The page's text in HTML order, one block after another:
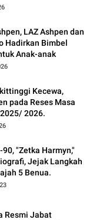
LAZ Ashpen dan
Hadirkan Bimbel
Anak-anak
Kecewa,
pada Reses Masa
2026.
"Zetka Harmyn,"
Jejak Langkah
5 Benua.
Resmi Jabat